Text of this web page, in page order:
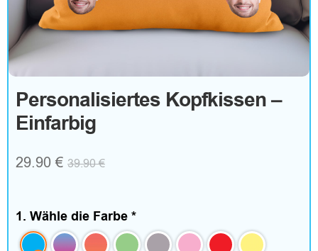
o
g
o
T
e
t
i
Personalisiertes Kopfkissen –
Einfarbig
29.90 € 39.90€
1. Wähle die Farbe *